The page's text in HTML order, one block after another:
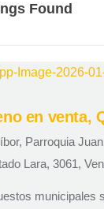
Found
en venta,
Parroquia
Lara, 3061,
municipales